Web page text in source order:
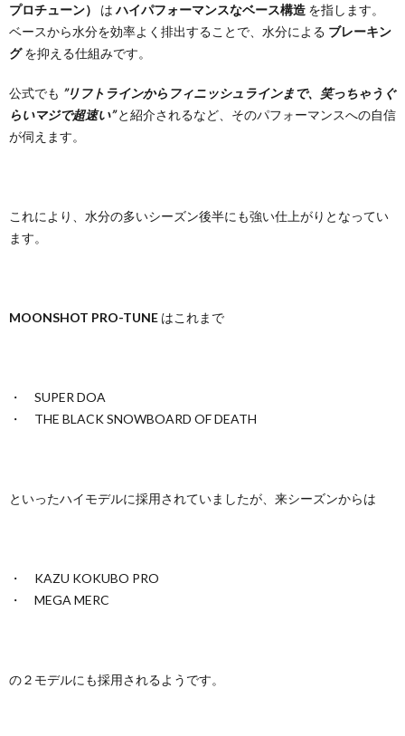
プロチューン）
はハイパフォーマンスなベース構造 を指します。
ベースから水分を効率よく排出することで、水分による ブレーキン
グを抑える仕組みです。
公式でも ”リフトラインからフィニッシュラインまで、笑っちゃうぐ
らいマジで超速い” と紹介されるなど、そのパフォーマンスへの自信
が伺えます。
これにより、水分の多いシーズン後半にも強い仕上がりとなってい
ます。
MOONSHOT PRO-TUNE はこれまで
・ SUPER DOA
・ THE BLACK SNOWBOARD OF DEATH
といったハイモデルに採用されていましたが、来シーズンからは
・ KAZU KOKUBO PRO
・ MEGA MERC
の２モデルにも採用されるようです。